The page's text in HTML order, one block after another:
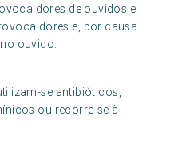
dores de ouvidos e
dores e, por causa
ouvido.
se antibióticos,
ou recorre-se à